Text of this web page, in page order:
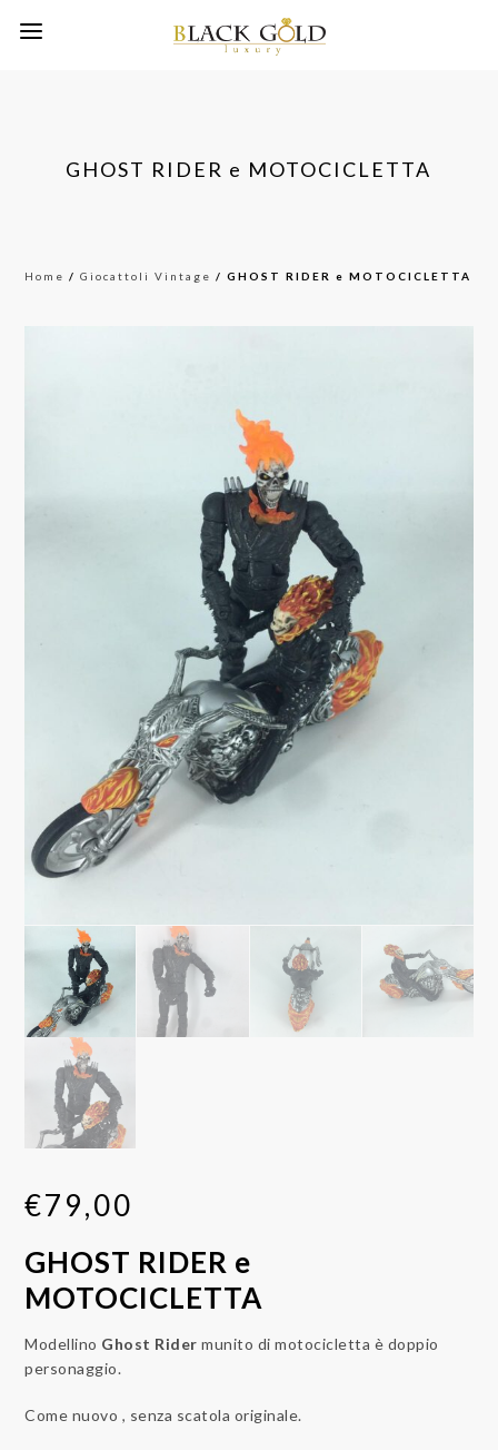
GHOST RIDER e MOTOCICLETTA
Home /Giocattoli Vintage / GHOST RIDER e MOTOCICLETTA
€79,00
GHOST RIDER e
MOTOCICLETTA
Modellino Ghost Rider munito di motocicletta è doppio
personaggio.
Come nuovo , senza scatola originale.